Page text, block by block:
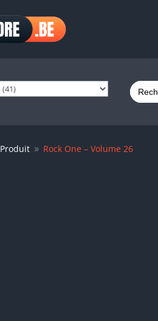
Search
for:
Produit 9 Rock One – Volume 26